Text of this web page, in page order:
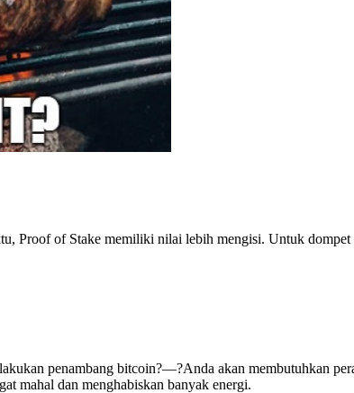
Proof of Stake memiliki nilai lebih mengisi. Untuk dompet
penambang bitcoin?—?Anda akan membutuhkan
mahal dan menghabiskan banyak energi.